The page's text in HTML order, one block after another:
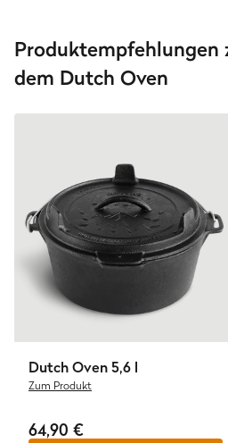
Produktempfehlungen
dem Dutch Oven
Dutch Oven 5,6 l
Zum Produkt
64,90 €